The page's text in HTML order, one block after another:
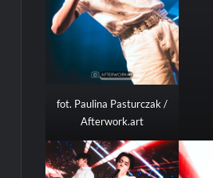
fot. Paulina Pasturczak /
Afterwork.art